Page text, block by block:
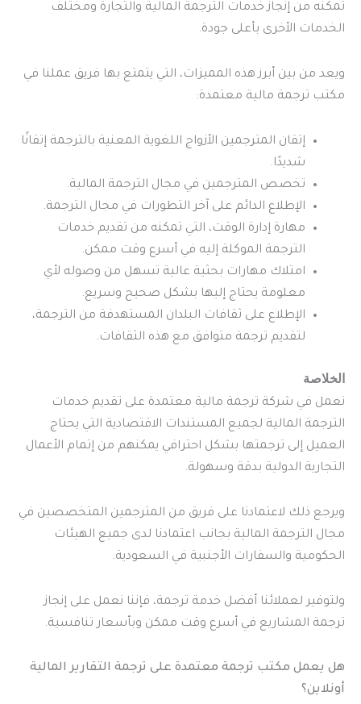
تمكنه من إنجاز خدمات الترجمة المالية والتجارة ومختلف
الخدمات الأخرى بأعلى جودة.
ويعد من بين أبرز هذه المميزات، التي يتمتع بها فريق عملنا في
مكتب ترجمة مالية معتمدة:
إتقان المترجمين الأزواج اللغوية المعنية بالترجمة إتقانًا
شديدًا.
تخصص المترجمين في مجال الترجمة المالية.
الإطلاع الدائم على آخر التطورات في مجال الترجمة.
مهارة إدارة الوقت، التي تمكنه من تقديم خدمات
الترجمة الموكلة إليه في أسرع وقت ممكن.
امتلاك مهارات بحثية عالية تسهل من وصوله لأي
معلومة يحتاج إليها بشكل صحيح وسريع.
الإطلاع على ثقافات البلدان المستهدفة من الترجمة،
لتقديم ترجمة متوافق مع هذه الثقافات.
الخلاصة
نعمل في شركة ترجمة مالية معتمدة على تقديم خدمات
الترجمة المالية لجميع المستندات الاقتصادية التي يحتاج
العميل إلى ترجمتها بشكل احترافي يمكنهم من إتمام الأعمال
التجارية الدولية بدقة وسهولة.
ويرجع ذلك لاعتمادنا على فريق من المترجمين المتخصصين في
مجال الترجمة المالية بجانب اعتمادنا لدى جميع الهيئات
الحكومية والسفارات الأجنبية في السعودية.
ولتوفير لعملائنا أفضل خدمة ترجمة، فإننا نعمل على إنجاز
ترجمة المشاريع في أسرع وقت ممكن وبأسعار تنافسية.
هل يعمل مكتب ترجمة معتمدة على ترجمة التقارير المالية
أونلاين؟